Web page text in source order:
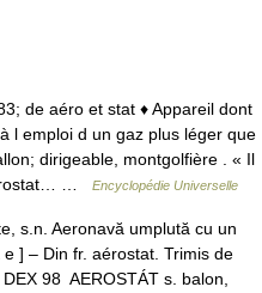
de aéro et stat ♦ Appareil dont
l emploi d un gaz plus léger que
dirigeable, montgolfière . « Il
…
Encyclopédie Universelle
s.n. Aeronavă umplută cu un
] – Din fr. aérostat. Trimis de
98 AEROSTÁT s. balon,